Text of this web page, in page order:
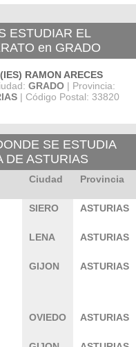
ESTUDIAR EL
en GRADO
RAMON ARECES
GRADO | Provincia:
| Código Postal: 33820
SE ESTUDIA
DE ASTURIAS
Ciudad Provincia
SIERO ASTURIAS
LENA ASTURIAS
GIJON ASTURIAS
OVIEDO ASTURIAS